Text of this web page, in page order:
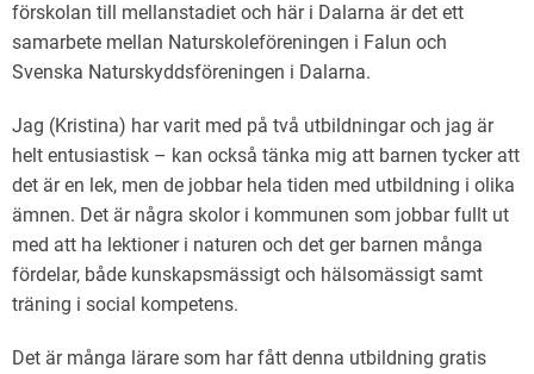
förskolan till mellanstadiet och här i Dalarna är det ett
samarbete mellan Naturskoleföreningen i Falun och
Svenska Naturskyddsföreningen i Dalarna.
Jag (Kristina) har varit med på två utbildningar och jag är
helt entusiastisk – kan också tänka mig att barnen tycker att
det är en lek, men de jobbar hela tiden med utbildning i olika
ämnen. Det är några skolor i kommunen som jobbar fullt ut
med att ha lektioner i naturen och det ger barnen många
fördelar, både kunskapsmässigt och hälsomässigt samt
träning i social kompetens.
Det är många lärare som har fått denna utbildning gratis